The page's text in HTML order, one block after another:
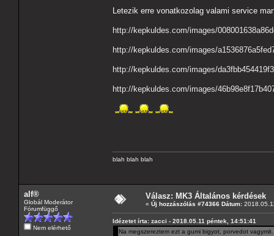
Letezik erre vonatkozolag valami service
http://kepkuldes.com/images/
http://kepkuldes.com/images/
http://kepkuldes.com/images/
http://kepkuldes.com/images/
blah blah blah
alf®
Globál Moderátor
Fórumfüggő
Nem elérhető
Válasz: MK3 Általános kérdések
« Új hozzászólás #74366 Dátum:
Idézetet írta: zacci - 2018.05.11 péntek, 14:51:41
Na megszereztem ezt a gumi bigyot, porvedot